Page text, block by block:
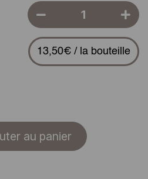
13,50€ / la bouteille
au panier